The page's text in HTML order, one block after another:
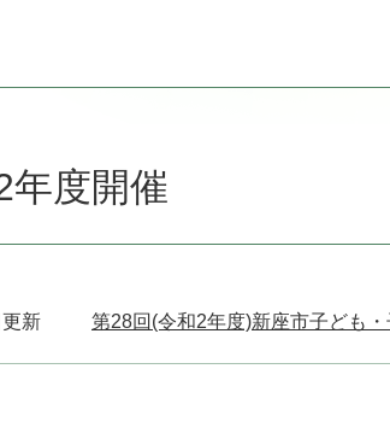
年度開催
新 第28回(令和2年度)新座市子ども